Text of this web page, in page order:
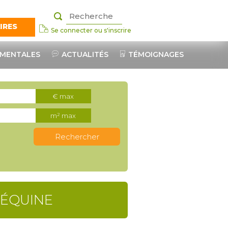
pro
Se connecter ou s'inscrire
ACTUALITÉS TÉMOIGNAGES
€ max
m² max